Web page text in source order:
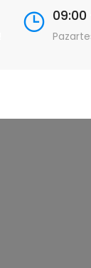
09:00